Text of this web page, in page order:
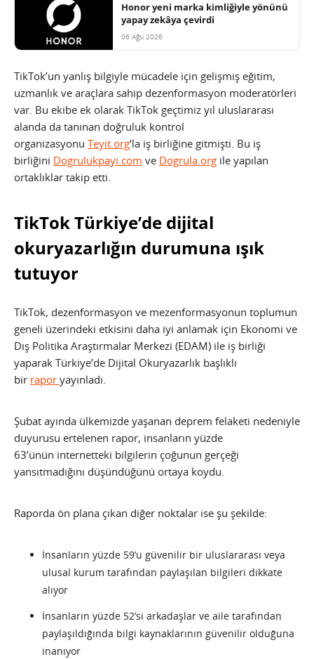
Honor yeni marka kimliğiyle yönünü
yapay zekâya çevirdi
06 Ağu 2026
TikTok’un yanlış bilgiyle mücadele için gelişmiş eğitim,
uzmanlık ve araçlara sahip dezenformasyon moderatörleri
var. Bu ekibe ek olarak TikTok geçtimiz yıl uluslararası
alanda da tanınan doğruluk kontrol
organizasyonu Teyit.org‘la iş birliğine gitmişti. Bu iş
birliğini Dogrulukpayi.com ve Dogrula.org ile yapılan
ortaklıklar takip etti.
TikTok Türkiye’de dijital
okuryazarlığın durumuna ışık
tutuyor
TikTok, dezenformasyon ve mezenformasyonun toplumun
geneli üzerindeki etkisini daha iyi anlamak için Ekonomi ve
Dış Politika Araştırmalar Merkezi (EDAM) ile iş birliği
yaparak Türkiye’de Dijital Okuryazarlık başlıklı
bir rapor yayınladı.
Şubat ayında ülkemizde yaşanan deprem felaketi nedeniyle
duyurusu ertelenen rapor, insanların yüzde
63’ünün internetteki bilgilerin çoğunun gerçeği
yansıtmadığını düşündüğünü ortaya koydu.
Raporda ön plana çıkan diğer noktalar ise şu şekilde:
İnsanların yüzde 59’u güvenilir bir uluslararası veya
ulusal kurum tarafından paylaşılan bilgileri dikkate
alıyor
İnsanların yüzde 52’si arkadaşlar ve aile tarafından
paylaşıldığında bilgi kaynaklarının güvenilir olduğuna
inanıyor